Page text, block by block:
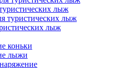
лыж
туристических лыж
лыж
коньки
лыжи